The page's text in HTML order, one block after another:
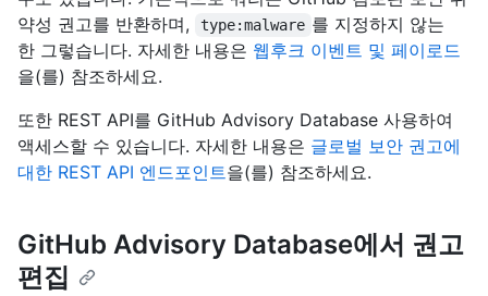
약성 권고를 반환하며,
type:malware 를 지정하지 않는
한 그렇습니다. 자세한 내용은 웹후크 이벤트 및 페이로드
을(를) 참조하세요.
또한 REST API를 GitHub Advisory Database 사용하여
액세스할 수 있습니다. 자세한 내용은 글로벌 보안 권고에
대한 REST API 엔드포인트을(를) 참조하세요.
GitHub Advisory Database에서 권고
편집